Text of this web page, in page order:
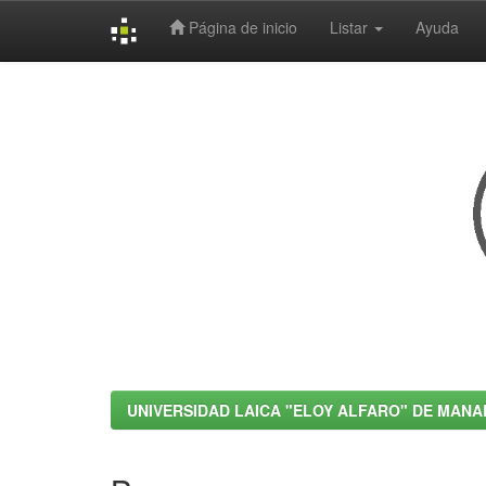
Página de inicio Listar Ayuda
UNIVERSIDAD LAICA "ELOY ALFARO" DE